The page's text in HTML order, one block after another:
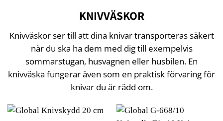
KNIVVÄSKOR
Knivväskor ser till att dina knivar transporteras säkert
när du ska ha dem med dig till exempelvis
sommarstugan, husvagnen eller husbilen. En
knivväska fungerar även som en praktisk förvaring för
knivar du är rädd om.